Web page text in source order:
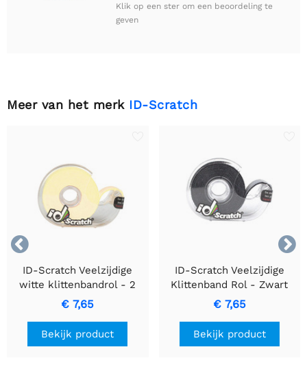
Klik op een ster om een beoordeling te
geven
Meer van het merk ID-Scratch


ID-Scratch Veelzijdige
witte klittenbandrol - 2
meter x 2 centimeter
€ 7,65
Bekijk product
ID-Scratch Veelzijdige
Klittenband Rol - Zwart
Haak-en-Lus Tape 2m x
2cm.
€ 7,65
Bekijk product